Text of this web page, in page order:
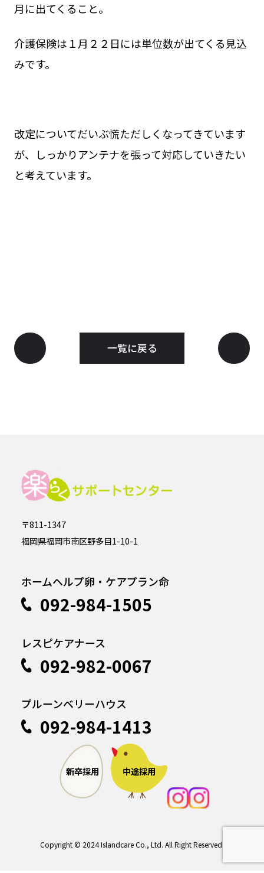
月に出てくること。
介護保険は１月２２日には単位数が出てくる見込
みです。
改定についてだいぶ慌ただしくなってきています
が、しっかりアンテナを張って対応していきたい
と考えています。
一覧に戻る
〒811-1347
福岡県福岡市南区野多目1-10-1
ホームヘルプ卵・ケアプラン命
092-984-1505
レスピケアナース
092-982-0067
プルーンベリーハウス
092-984-1413
新卒採用 中途採用
Copyright © 2024 Islandcare Co., Ltd. All Right Reserved.